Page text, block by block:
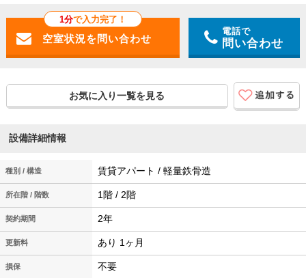
1分で入力完了！
電話で
問い合わせ
お気に入り一覧を見る
設備詳細情報
種別 / 構造 賃貸アパート / 軽量鉄骨造
所在階 / 階数 1階 / 2階
契約期間 2年
更新料 あり 1ヶ月
損保 不要